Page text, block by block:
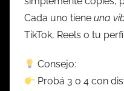
Cada uno tiene una
TikTok, Reels o tu
Consejo:
Probá 3 o 4 con